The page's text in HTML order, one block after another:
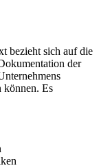
bezieht sich auf die
der
können. Es